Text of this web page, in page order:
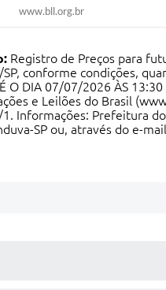
www.bll.org.br
Registro de Preços para
conforme condições,
O DIA 07/07/2026 ÀS 13:30
e Leilões do Brasil (
. Informações: Prefeitura
SP ou, através do e-